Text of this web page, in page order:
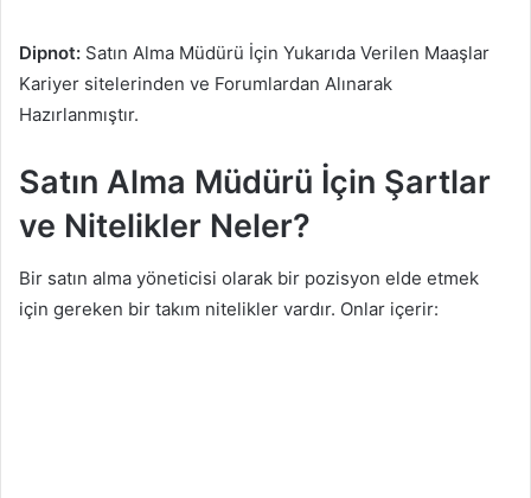
Dipnot: Satın Alma Müdürü İçin Yukarıda Verilen Maaşlar
Kariyer sitelerinden ve Forumlardan Alınarak
Hazırlanmıştır.
Satın Alma Müdürü İçin Şartlar
ve Nitelikler Neler?
Bir satın alma yöneticisi olarak bir pozisyon elde etmek
için gereken bir takım nitelikler vardır. Onlar içerir: